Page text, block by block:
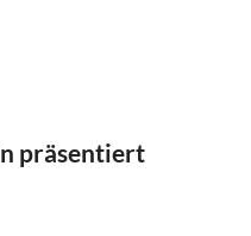
präsentiert